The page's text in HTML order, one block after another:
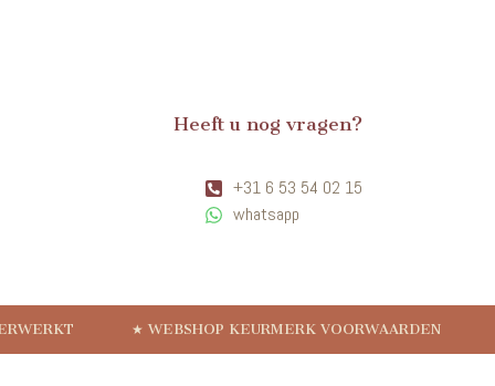
Heeft u nog vragen?
+31 6 53 54 02 15
whatsapp
★ WEBSHOP KEURMERK VOORWAARDEN